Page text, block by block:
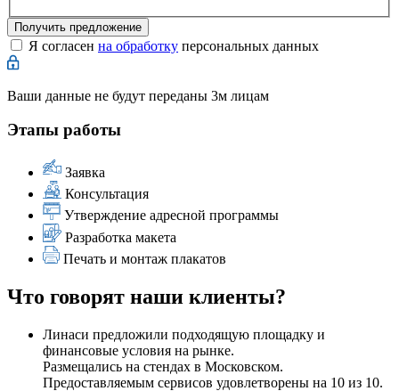
Получить предложение
Я согласен на обработку персональных данных
Ваши данные не будут переданы 3м лицам
Этапы работы
Заявка
Консультация
Утверждение адресной программы
Разработка макета
Печать и монтаж плакатов
Что говорят наши клиенты?
Линаси предложили подходящую площадку и
финансовые условия на рынке.
Размещались на стендах в Московском.
Предоставляемым сервисов удовлетворены на 10 из 10.